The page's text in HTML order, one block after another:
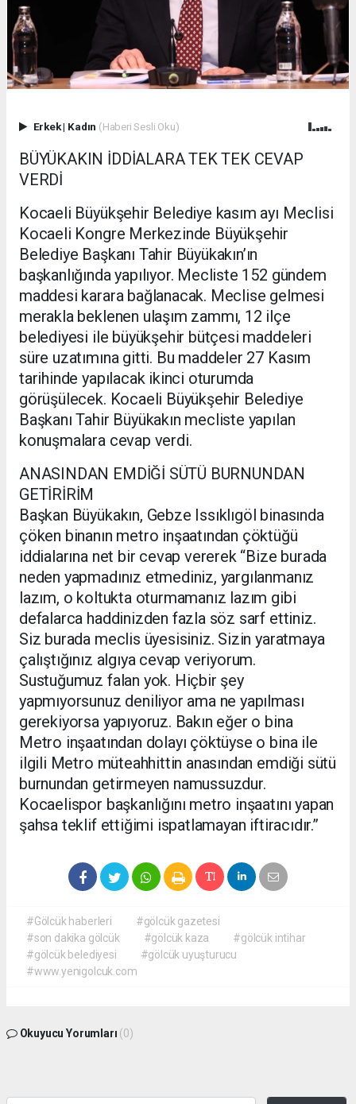
Erkek| Kadın (Haberi Sesli Oku)
BÜYÜKAKIN İDDİALARA TEK TEK CEVAP
VERDİ
Kocaeli Büyükşehir Belediye kasım ayı Meclisi
Kocaeli Kongre Merkezinde Büyükşehir
Belediye Başkanı Tahir Büyükakın’ın
başkanlığında yapılıyor. Mecliste 152 gündem
maddesi karara bağlanacak. Meclise gelmesi
merakla beklenen ulaşım zammı, 12 ilçe
belediyesi ile büyükşehir bütçesi maddeleri
süre uzatımına gitti. Bu maddeler 27 Kasım
tarihinde yapılacak ikinci oturumda
görüşülecek. Kocaeli Büyükşehir Belediye
Başkanı Tahir Büyükakın mecliste yapılan
konuşmalara cevap verdi.
ANASINDAN EMDİĞİ SÜTÜ BURNUNDAN
GETİRİRİM
Başkan Büyükakın, Gebze Issıklıgöl binasında
çöken binanın metro inşaatından çöktüğü
iddialarına net bir cevap vererek “Bize burada
neden yapmadınız etmediniz, yargılanmanız
lazım, o koltukta oturmamanız lazım gibi
defalarca haddinizden fazla söz sarf ettiniz.
Siz burada meclis üyesisiniz. Sizin yaratmaya
çalıştığınız algıya cevap veriyorum.
Sustuğumuz falan yok. Hiçbir şey
yapmıyorsunuz deniliyor ama ne yapılması
gerekiyorsa yapıyoruz. Bakın eğer o bina
Metro inşaatından dolayı çöktüyse o bina ile
ilgili Metro müteahhittin anasından emdiği sütü
burnundan getirmeyen namussuzdur.
Kocaelispor başkanlığını metro inşaatını yapan
şahsa teklif ettiğimi ispatlamayan iftiracıdır.”
#Gölcük haberleri
#gölcük gazetesi
#son dakika gölcük
#gölcük kaza
#gölcük intihar
#gölcük belediyesi
#gölcük uyuşturucu
#www.yenigolcuk.com
Okuyucu Yorumları (0)